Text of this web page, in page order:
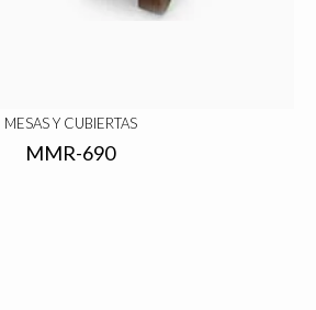
MESAS Y CUBIERTAS
MMR-690